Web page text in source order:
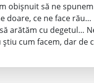
obișnuit să ne spunem
doare, ce ne face rău…
arătăm cu degetul…
cum facem, dar de